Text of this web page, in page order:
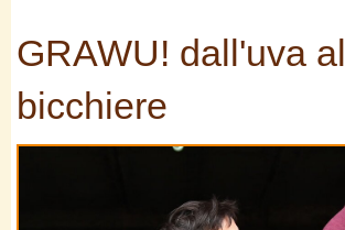
GRAWU! dall'uva al
bicchiere